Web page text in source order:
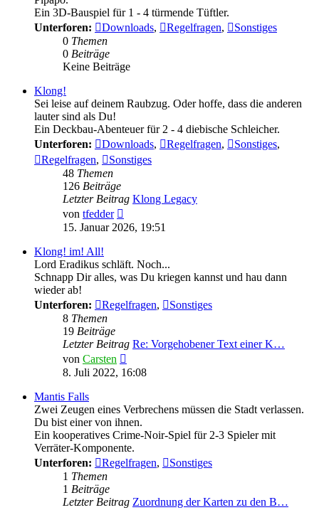
Ein 3D-Bauspiel für 1 - 4 türmende Tüftler.
Unterforen:
Downloads, Regelfragen,
Sonstiges
0 Themen
0 Beiträge
Keine Beiträge
Klong!
Sei leise auf deinem Raubzug. Oder hoffe, dass die anderen
lauter sind als Du!
Ein Deckbau-Abenteuer für 2 - 4 diebische Schleicher.
Unterforen:
Downloads, Regelfragen, Sonstiges,
Regelfragen,
Sonstiges
48 Themen
126 Beiträge
Letzter Beitrag Klong Legacy
von tfedder
Beitrag
15. Januar 2026, 19:51
Klong! im! All!
Lord Eradikus schläft. Noch...
Schnapp Dir alles, was Du kriegen kannst und hau dann
wieder ab!
Unterforen:
Regelfragen,
Sonstiges
8 Themen
19 Beiträge
Letzter Beitrag Re: Vorgehobener Text einer K…
von Carsten
Beitrag
8. Juli 2022, 16:08
Mantis Falls
Zwei Zeugen eines Verbrechens müssen die Stadt verlassen.
Du bist einer von ihnen.
Ein kooperatives Crime-Noir-Spiel für 2-3 Spieler mit
Verräter-Komponente.
Unterforen:
Regelfragen,
Sonstiges
1 Themen
1 Beiträge
Letzter Beitrag Zuordnung der Karten zu den B…